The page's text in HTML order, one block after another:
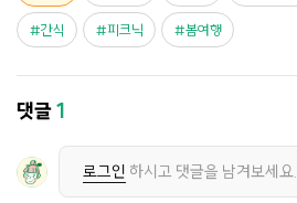
간식 피크닉 봄여행
댓글1
로그인 하시고 댓글을 남겨보세요.